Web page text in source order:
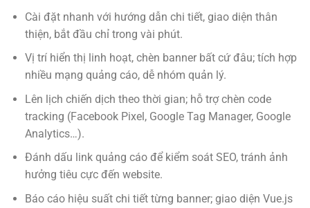
Cài đặt nhanh với hướng dẫn chi tiết, giao diện thân
thiện, bắt đầu chỉ trong vài phút.
Vị trí hiển thị linh hoạt, chèn banner bất cứ đâu; tích hợp
nhiều mạng quảng cáo, dễ nhóm quản lý.
Lên lịch chiến dịch theo thời gian; hỗ trợ chèn code
tracking (Facebook Pixel, Google Tag Manager, Google
Analytics…).
Đánh dấu link quảng cáo để kiểm soát SEO, tránh ảnh
hưởng tiêu cực đến website.
Báo cáo hiệu suất chi tiết từng banner; giao diện Vue.js